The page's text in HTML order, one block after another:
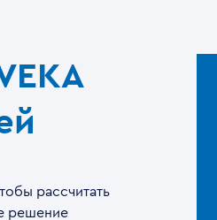
рассчитать
решение